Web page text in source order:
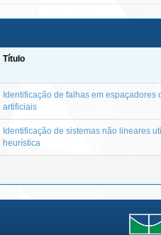
Título
Identificação de falhas em
artificiais
Identificação de sistemas não lineares
heurística